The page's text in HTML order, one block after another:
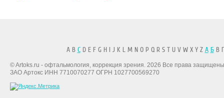
A B CD E F G H I J K L M N O P Q R S T U V W X Y Z А БВ
© Artoks.ru - офтальмология, коррекция зрения. 2026 Все права
ЗАО Артокс ИНН 7710070277 ОГРН 1027700569270